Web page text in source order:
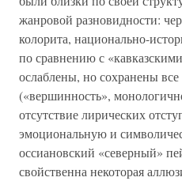
жанровой разновидности:
колорита, национально-
по сравнению с
ослаблены, но сохранены
(«вершинность»,
отсутствие лирических
эмоциональную и
оссиановский «северный»
свойственна некоторая